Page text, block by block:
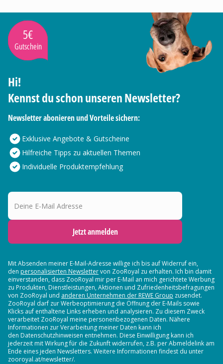
5€
Gutschein
Hi!
Kennst du schon unseren Newsletter?
Newsletter abonieren und Vorteile sichern:
Exklusive Angebote & Gutscheine
Hilfreiche Tipps zu aktuellen Themen
Individuelle Produktempfehlung
Deine E-Mail Adresse
Jetzt anmelden
Mit Absenden meiner E-Mail-Adresse willige ich bis auf Widerruf ein,
den personalisierten Newslettervon ZooRoyal zu erhalten. Ich bin damit
einverstanden, dass ZooRoyal mir per E-Mail an mich gerichtete Werbung
zu Produkten, Dienstleistungen, Aktionen und Zufriedenheitsbefragungen
von ZooRoyal und anderen Unternehmen der REWE Group zusendet.
ZooRoyal darf zur Werbeoptimierung die Öffnung der E-Mails sowie
Klicks auf enthaltene Links erheben und analysieren. Zu diesem Zweck
verarbeitet ZooRoyal meine personenbezogenen Daten. Nähere
Informationen zur Verarbeitung meiner Daten kann ich
den Datenschutzhinweisen entnehmen. Diese Einwilligung kann ich
jederzeit mit Wirkung für die Zukunft widerrufen, z.B. per Abmeldelink am
Ende eines jeden Newsletters. Weitere Informationen findest du unter
zooroyal.at/newsletter/.